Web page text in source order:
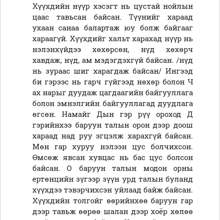
Хүүхдийн нүүр хэсэгт нь цустай нойлын
цаас тавьсан байсан. Түүнийг хараад
ухаан санаа балартаж юу болж байгааг
хараагүй. Хүүхдийг хальт харахад нүүр нь
нэлэнхүйдээ хөхөрсөн, нүд хөхөрч
хавдаж, нүд, ам мэдэгдэхгүй байсан. /нүд
нь зураас шиг харагдаж байсан/ Ингээд
би гэрээс нь гарч гүйгээд нөхөр болон Ч
ах нарыг дуудаж цагдаагийн байгууллага
болон эмнэлгийн байгууллагад дуудлага
өгсөн. Намайг Дын гэр рүү ороход Д
гэрийнхээ баруун талын орон дээр доош
хараад над руу эгцэлж харахгүй байсан.
Мөн гар хуруу нэлээн цус болчихсон.
Өмсөж явсан хувцас нь бас цус болсон
байсан. О баруун талын модон орны
ертөнцийн зүгээр зүүн урд талын буланд
хүүхдээ тэвэрчихсэн уйлаад байж байсан.
Хүүхдийн толгойг өөрийнхөө баруун гар
дээр тавьж өөрөө шалан дээр хоёр хөлөө